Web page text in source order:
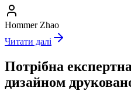
Hommer Zhao
Читати далі
Потрібна
дизайном